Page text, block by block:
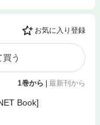
お気に入り登録
う
1巻から 最新刊から
Book]